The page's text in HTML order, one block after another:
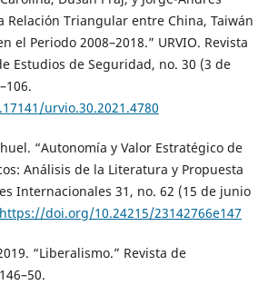
Relación Triangular entre China, Taiwán
el Periodo 2008–2018.” URVIO. Revista
Estudios de Seguridad, no. 30 (3 de
urvio.30.2021.4780
“Autonomía y Valor Estratégico de
Análisis de la Literatura y Propuesta
Internacionales 31, no. 62 (15 de junio
https://doi.org/10.24215/23142766e147
“Liberalismo.” Revista de